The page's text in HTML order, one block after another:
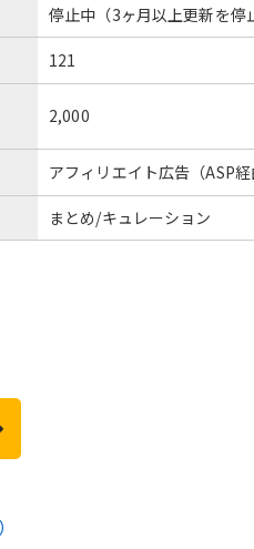
停止中（3ヶ月以上更新を停
121
2,000
アフィリエイト広告（ASP経
まとめ/キュレーション